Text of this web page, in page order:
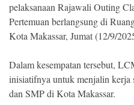
©
Copyright
2026
Menara
All
Right
Reserve
pelaksanaan Rajawali Outing
Pertemuan berlangsung di
Kota Makassar, Jumat (12/9/
Dalam kesempatan tersebut,
inisiatifnya untuk menjalin kerja
dan SMP di Kota Makassar.